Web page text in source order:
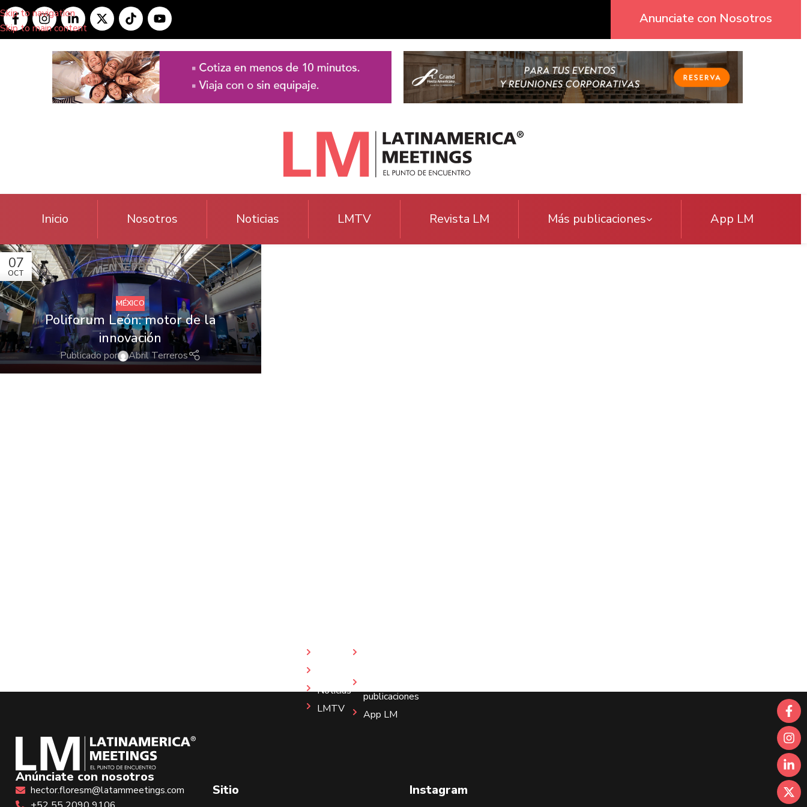
Skip to navigation
Skip to main content
Anunciate con Nosotros
Inicio Nosotros Noticias LMTV Revista LM Más publicaciones App LM
07
OCT
MÉXICO
Poliforum León: motor de la
innovación
Publicado por Abril Terreros
Anúnciate con nosotros
hector.floresm@latammeetings.com
Sitio
Noticias
LMTV
publicaciones
App LM
Instagram